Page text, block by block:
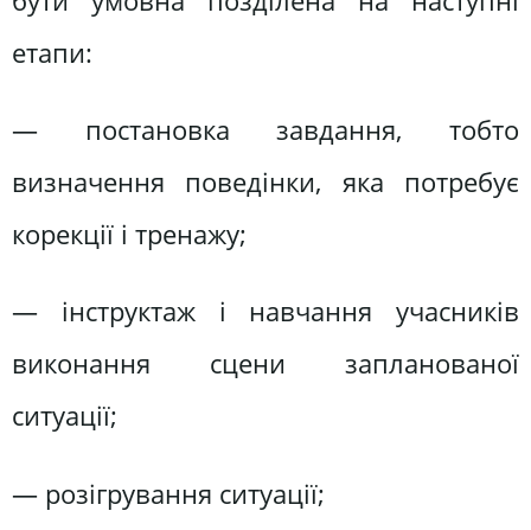
етапи:
— постановка завдання, тобто
визначення поведінки, яка потребує
корекції і тренажу;
— інструктаж і навчання учасників
виконання сцени запланованої
ситуації;
— розігрування ситуації;